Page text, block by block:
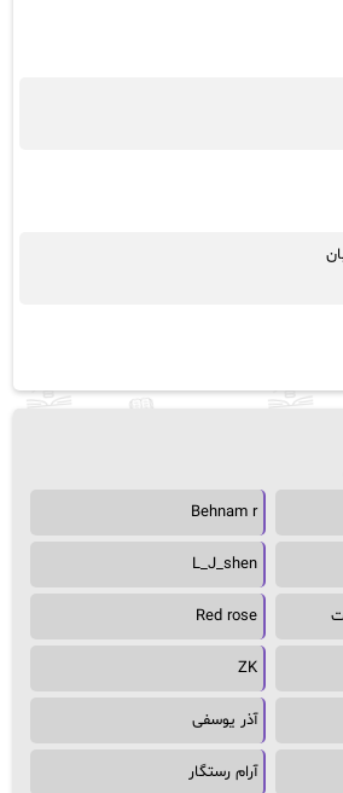
Behnam r
L_J_shen
Red rose
ZK
آذر یوسفی
آرام رستگار